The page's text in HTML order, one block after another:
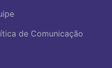
de Comunicação